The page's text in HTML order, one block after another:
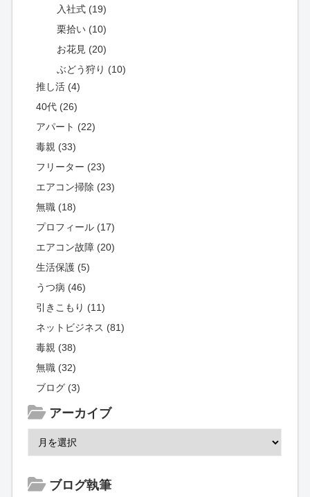
入社式 (19)
栗拾い (10)
お花見 (20)
ぶどう狩り (10)
推し活 (4)
40代 (26)
アパート (22)
毒親 (33)
フリーター (23)
エアコン掃除 (23)
無職 (18)
プロフィール (17)
エアコン故障 (20)
生活保護 (5)
うつ病 (46)
引きこもり (11)
ネットビジネス (81)
毒親 (38)
無職 (32)
ブログ (3)
アーカイブ
ブログ執筆